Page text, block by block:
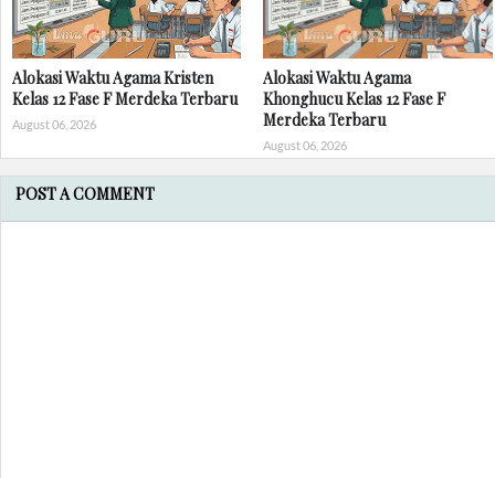
Alokasi Waktu Agama Kristen
Kelas 12 Fase F Merdeka Terbaru
August 06, 2026
Alokasi Waktu Agama
Khonghucu Kelas 12 Fase F
Merdeka Terbaru
August 06, 2026
POST A COMMENT